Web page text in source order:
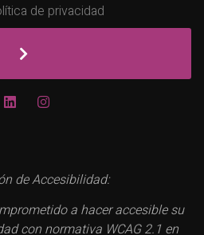
de privacidad
de Accesibilidad:
a hacer accesible su
con normativa WCAG 2.1 en